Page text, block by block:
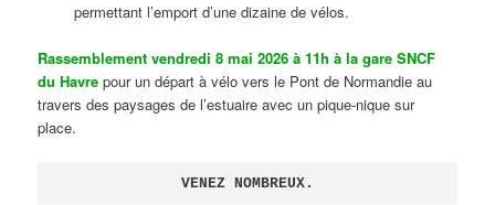
permettant l’emport d’une dizaine de vélos.
Rassemblement vendredi 8 mai 2026 à 11h à la gare SNCF
du Havre pour un départ à vélo vers le Pont de Normandie au
travers des paysages de l’estuaire avec un pique-nique sur
place.
VENEZ NOMBREUX.